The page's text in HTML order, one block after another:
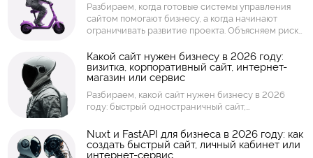
Разбираем, когда готовые системы управления
сайтом помогают бизнесу, а когда начинают
ограничивать развитие проекта. Объясняем риски
доработки, интеграции, масштабирование, права
доступа и поддержка.
Какой сайт нужен бизнесу в 2026 году:
визитка, корпоративный сайт, интернет-
магазин или сервис
Разбираем, какой сайт нужен бизнесу в 2026
году: быстрый одностраничный сайт,
личный кабинет, торговая площадка или
интернет-сервис. Объясняем, как выбрать формат
сайта под задачи компании, заявки, продажи,
Nuxt и FastAPI для бизнеса в 2026 году: как
создать быстрый сайт, личный кабинет или
интернет-сервис